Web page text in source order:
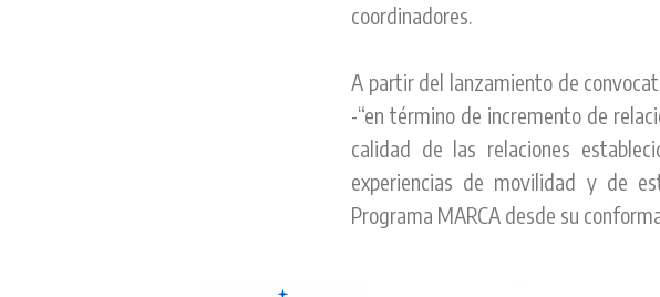
coordinadores.
A partir del lanzamiento de
-“en término de incremento de
calidad de las relaciones
experiencias de movilidad y de
Programa MARCA desde su